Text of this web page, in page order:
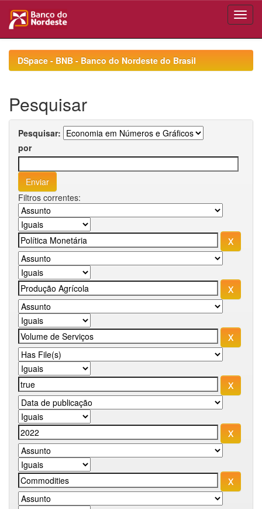
navigationDSpace - BNB - Banco do Nordeste do Brasil
Pesquisar
Pesquisar:
por
Filtros correntes: